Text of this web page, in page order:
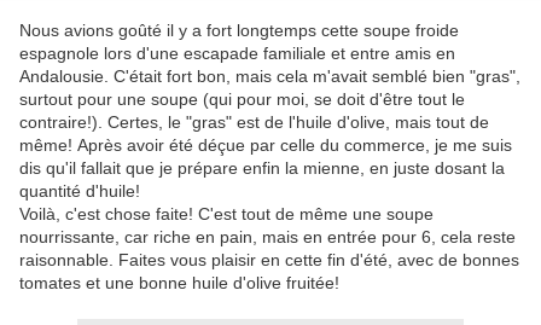
Nous avions goûté il y a fort longtemps cette soupe froide
espagnole lors d'une escapade familiale et entre amis en
Andalousie. C'était fort bon, mais cela m'avait semblé bien "gras",
surtout pour une soupe (qui pour moi, se doit d'être tout le
contraire!). Certes, le "gras" est de l'huile d'olive, mais tout de
même! Après avoir été déçue par celle du commerce, je me suis
dis qu'il fallait que je prépare enfin la mienne, en juste dosant la
quantité d'huile!
Voilà, c'est chose faite! C'est tout de même une soupe
nourrissante, car riche en pain, mais en entrée pour 6, cela reste
raisonnable. Faites vous plaisir en cette fin d'été, avec de bonnes
tomates et une bonne huile d'olive fruitée!